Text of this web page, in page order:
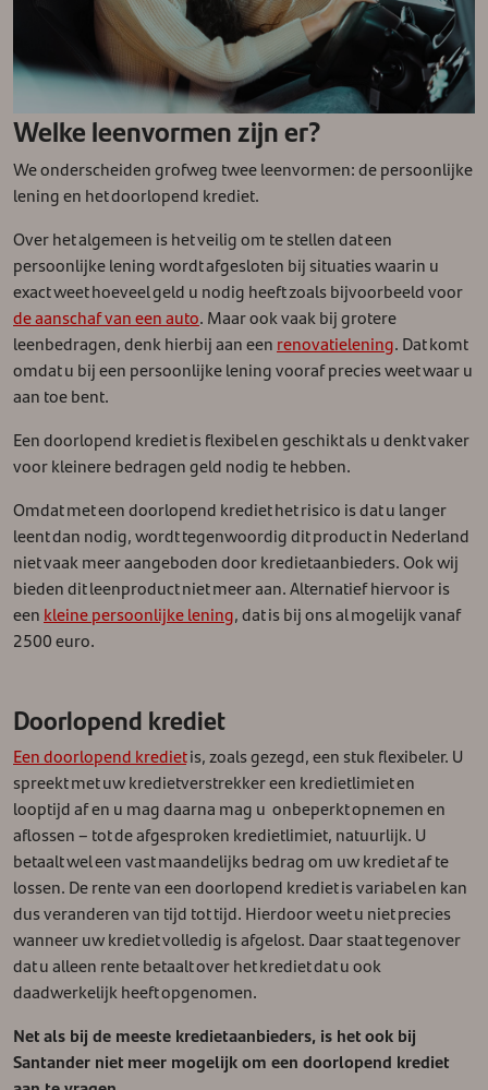
Welke leenvormen zijn er?
We onderscheiden grofweg twee leenvormen: de persoonlijke
lening en het doorlopend krediet.
Over het algemeen is het veilig om te stellen dat een
persoonlijke lening wordt afgesloten bij situaties waarin u
exact weet hoeveel geld u nodig heeft zoals bijvoorbeeld voor
de aanschaf van een auto. Maar ook vaak bij grotere
leenbedragen, denk hierbij aan een renovatielening. Dat komt
omdat u bij een persoonlijke lening vooraf precies weet waar u
aan toe bent.
Een doorlopend krediet is flexibel en geschikt als u denkt vaker
voor kleinere bedragen geld nodig te hebben.
Omdat met een doorlopend krediet het risico is dat u langer
leent dan nodig, wordt tegenwoordig dit product in Nederland
niet vaak meer aangeboden door kredietaanbieders. Ook wij
bieden dit leenproduct niet meer aan. Alternatief hiervoor is
een kleine persoonlijke lening, dat is bij ons al mogelijk vanaf
2500 euro.
Doorlopend krediet
Een doorlopend kredietis, zoals gezegd, een stuk flexibeler. U
spreekt met uw kredietverstrekker een kredietlimiet en
looptijd af en u mag daarna mag u onbeperkt opnemen en
aflossen – tot de afgesproken kredietlimiet, natuurlijk. U
betaalt wel een vast maandelijks bedrag om uw krediet af te
lossen. De rente van een doorlopend krediet is variabel en kan
dus veranderen van tijd tot tijd. Hierdoor weet u niet precies
wanneer uw krediet volledig is afgelost. Daar staat tegenover
dat u alleen rente betaalt over het krediet dat u ook
daadwerkelijk heeft opgenomen.
Net als bij de meeste kredietaanbieders, is het ook bij
Santander niet meer mogelijk om een doorlopend krediet